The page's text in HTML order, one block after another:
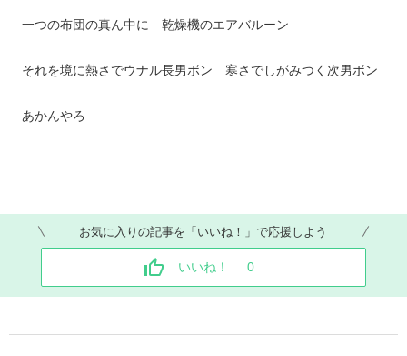
一つの布団の真ん中に 乾燥機のエアバルーン
それを境に熱さでウナル長男ボン 寒さでしがみつく次男ボン
あかんやろ
お気に入りの記事を「いいね！」で応援しよう
いいね！ 0